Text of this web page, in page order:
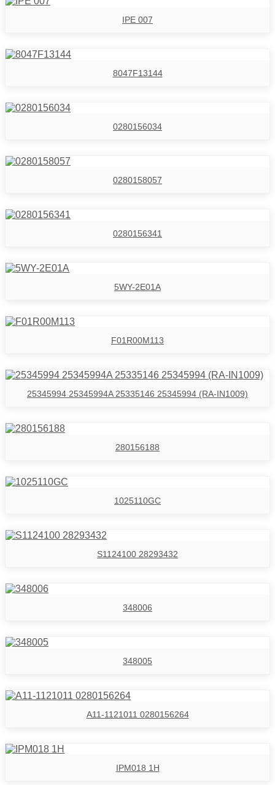
IPE 007
8047F13144
0280156034
0280158057
0280156341
5WY-2E01A
F01R00M113
25345994 25345994A 25335146 25345994 (RA-IN1009)
280156188
1025110GC
S1124100 28293432
348006
348005
A11-1121011 0280156264
IPM018 1H